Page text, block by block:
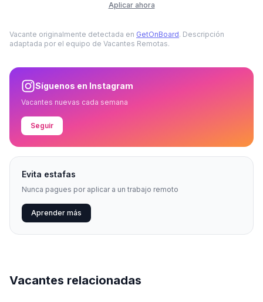
Aplicar ahora
Vacante originalmente detectada en GetOnBoard. Descripción
adaptada por el equipo de Vacantes Remotas.
Síguenos en Instagram
Vacantes nuevas cada semana
Seguir
Evita estafas
Nunca pagues por aplicar a un trabajo remoto
Aprender más
Vacantes relacionadas